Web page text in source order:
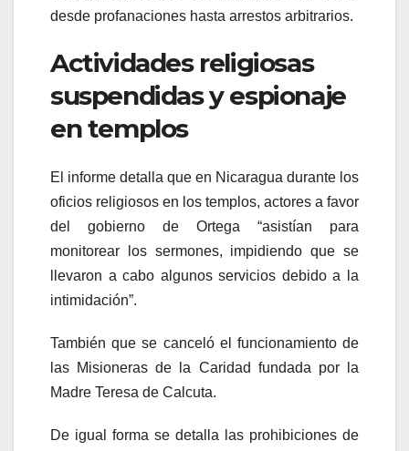
desde profanaciones hasta arrestos arbitrarios.
Actividades religiosas
suspendidas y espionaje
en templos
El informe detalla que en Nicaragua durante los
oficios religiosos en los templos, actores a favor
del gobierno de Ortega “asistían para
monitorear los sermones, impidiendo que se
llevaron a cabo algunos servicios debido a la
intimidación”.
También que se canceló el funcionamiento de
las Misioneras de la Caridad fundada por la
Madre Teresa de Calcuta.
De igual forma se detalla las prohibiciones de